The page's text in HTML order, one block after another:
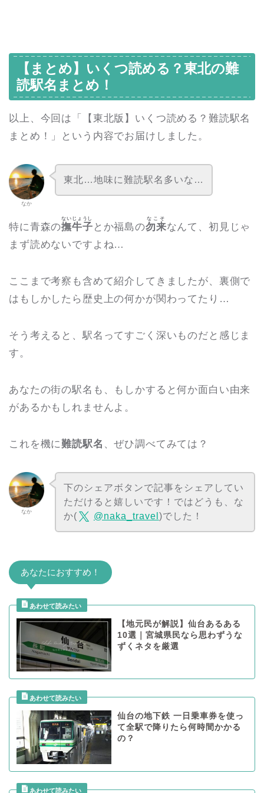
【まとめ】いくつ読める？東北の難
読駅名まとめ！
以上、今回は「【東北版】いくつ読める？難読駅名
まとめ！」という内容でお届けしました。
なか
東北…地味に難読駅名多いな…
特に青森の撫牛子
ないじょうし
とか福島の勿来
なこそ
なんて、初見じゃ
まず読めないですよね…
ここまで考察も含めて紹介してきましたが、裏側で
はもしかしたら歴史上の何かが関わってたり…
そう考えると、駅名ってすごく深いものだと感じま
す。
あなたの街の駅名も、もしかすると何か面白い由来
があるかもしれませんよ。
これを機に難読駅名 、ぜひ調べてみては？
なか
下のシェアボタンで記事をシェアしてい
ただけると嬉しいです！ではどうも、な
か(
@naka_travel )でした！
あなたにおすすめ！
【地元民が解説】仙台あるある
10選｜宮城県民なら思わずうな
ずくネタを厳選
仙台の地下鉄 一日乗車券を使っ
て全駅で降りたら何時間かかる
の？